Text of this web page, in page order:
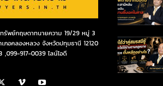
รัพย์กฤษดาทนายความ 19/29 หมู่ 3
ภอคลองหลวง จังหวัดปทุมธานี 12120
,099-917-0039 ไลน์ไอดี